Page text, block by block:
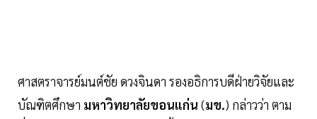
ศาสตราจารย์มนต์ชัย ดวงจินดา รองอธิการบดีฝ่ายวิจัยและ
บัณฑิตศึกษา มหาวิทยาลัยขอนแก่น (มข.) กล่าวว่า ตาม